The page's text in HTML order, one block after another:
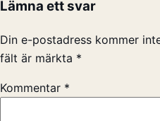
Lämna ett svar
Din e-postadress kommer
fält är märkta *
Kommentar *